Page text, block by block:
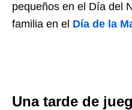
pequeños en el Día del
familia en el Día de la
Una tarde de